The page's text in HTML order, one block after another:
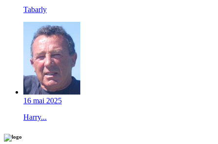
Tabarly
16 mai 2025
Harry...